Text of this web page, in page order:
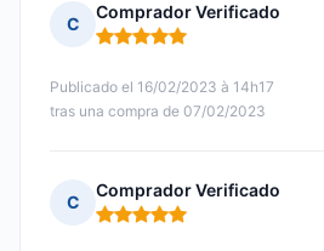
C
Comprador Verificado
Nota: 5 de 5
Publicado el 16/02/2023 à 14h17
tras una compra de 07/02/2023
C
Comprador Verificado
Nota: 5 de 5